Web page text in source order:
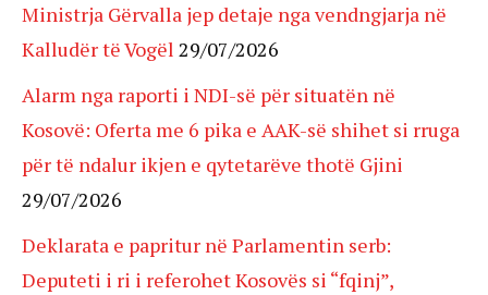
Ministrja Gërvalla jep detaje nga vendngjarja në
Kalludër të Vogël 29/07/2026
Alarm nga raporti i NDI-së për situatën në
Kosovë: Oferta me 6 pika e AAK-së shihet si rruga
për të ndalur ikjen e qytetarëve thotë Gjini
29/07/2026
Deklarata e papritur në Parlamentin serb:
Deputeti i ri i referohet Kosovës si “fqinj”,